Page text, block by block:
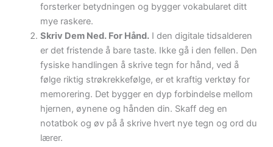
forsterker betydningen og bygger vokabularet ditt
mye raskere.
Skriv Dem Ned. For Hånd. I den digitale tidsalderen
er det fristende å bare taste. Ikke gå i den fellen. Den
fysiske handlingen å skrive tegn for hånd, ved å
følge riktig strøkrekkefølge, er et kraftig verktøy for
memorering. Det bygger en dyp forbindelse mellom
hjernen, øynene og hånden din. Skaff deg en
notatbok og øv på å skrive hvert nye tegn og ord du
lærer.